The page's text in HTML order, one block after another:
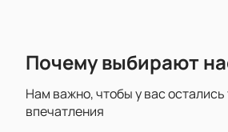
спортивные эмоции.
участником всего происходящего
Ваши эмоции, поддержка на
Почему выбирают
Нам важно, чтобы у вас остались
впечатления